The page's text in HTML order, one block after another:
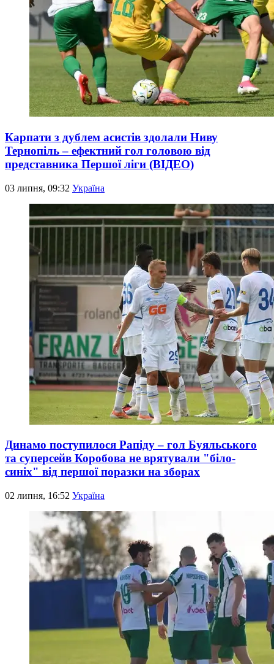
Карпати з дублем асистів здолали Ниву
Тернопіль – ефектний гол головою від
представника Першої ліги (ВІДЕО)
03 липня, 09:32 Україна
Динамо поступилося Рапіду – гол Буяльського
та суперсейв Коробова не врятували "біло-
синіх" від першої поразки на зборах
02 липня, 16:52 Україна